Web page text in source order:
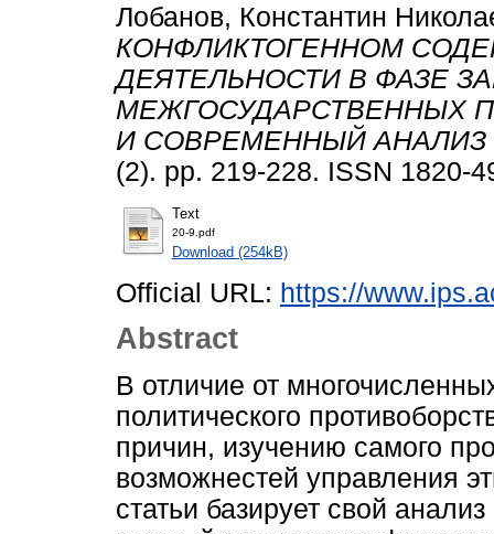
Лобанов, Константин
КОНФЛИКТОГЕННОМ
ДЕЯТЕЛЬНОСТИ В ФАЗЕ
МЕЖГОСУДАРСТВЕННЫХ
И СОВРЕМЕННЫЙ АНАЛИЗ
(2). pp. 219-228. ISSN 1820-
Text
20-9.pdf
Download (254kB)
Official URL: https://
Abstract
В отличие от
политического
причин, изучению самого
возможнестей управления
статьи базирует свой